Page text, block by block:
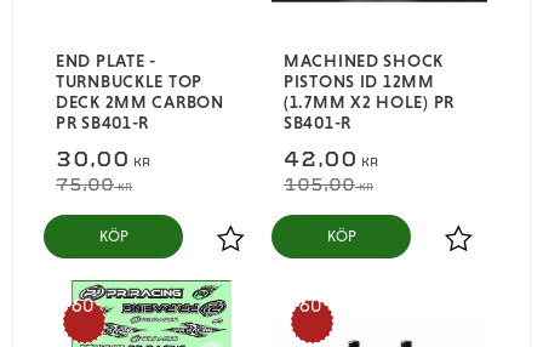
END PLATE -
TURNBUCKLE TOP
DECK 2MM CARBON
PR SB401-R
30,00 KR
75,00KR
Lägg till i favoriter
KÖP
MACHINED SHOCK
PISTONS ID 12MM
(1.7MM X2 HOLE) PR
SB401-R
42,00 KR
105,00KR
Lägg till i
KÖP
60
%
60
%